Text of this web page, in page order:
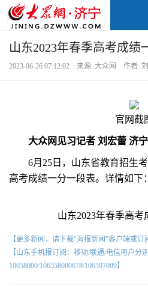
山东2023年春季高考成绩
2023-06-26 07:12:02 来源: 大众网 作者:
官网截
大众网见习记者 刘宏蕾 济
6月25日，山东省教育招生考
高考成绩一分一段表。详情如下：
山东2023年春季高考
【更多新闻，请下载"海报新闻"客户端或订
【山东手机报订阅：移动/联通/电信用户分
10658000/106558000678/106597009】